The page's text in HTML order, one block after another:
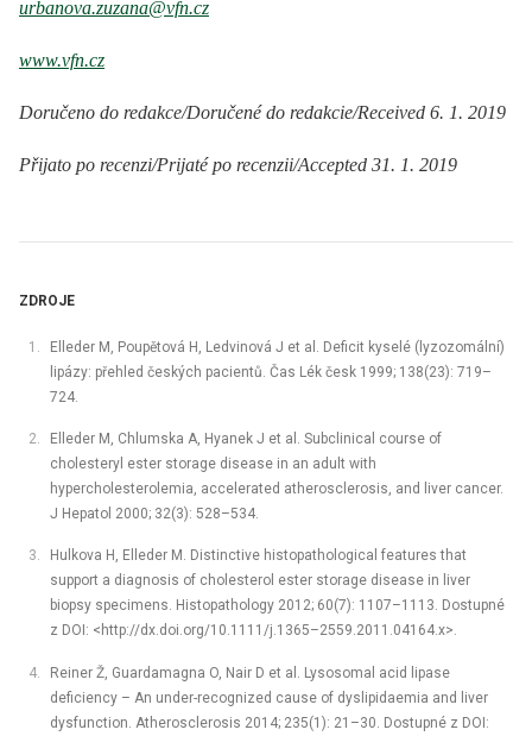
urbanova.zuzana@vfn.cz
www.vfn.cz
Doručeno do redakce/Doručené do redakcie/Received 6. 1. 2019
Přijato po recenzi/Prijaté po recenzii/Accepted 31. 1. 2019
ZDROJE
Elleder M, Poupětová H, Ledvinová J et al. Deficit kyselé (lyzozomální)
lipázy: přehled českých pacientů. Čas Lék česk 1999; 138(23): 719–
724.
Elleder M, Chlumska A, Hyanek J et al. Subclinical course of
cholesteryl ester storage disease in an adult with
hypercholesterolemia, accelerated atherosclerosis, and liver cancer.
J Hepatol 2000; 32(3): 528–534.
Hulkova H, Elleder M. Distinctive histopathological features that
support a diagnosis of cholesterol ester storage disease in liver
biopsy specimens. Histopathology 2012; 60(7): 1107–1113. Dostupné
z DOI: <http://dx.doi.org/10.1111/j.1365–2559.2011.04164.x>.
Reiner Ž, Guardamagna O, Nair D et al. Lysosomal acid lipase
deficiency –⁠ An under-recognized cause of dyslipidaemia and liver
dysfunction. Atherosclerosis 2014; 235(1): 21–30. Dostupné z DOI: